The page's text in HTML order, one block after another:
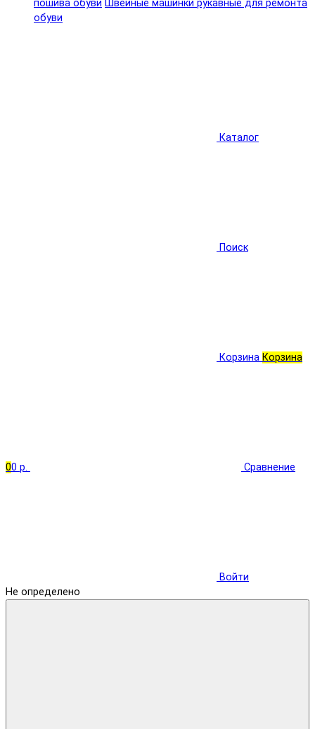
пошива обуви Швейные машинки рукавные для ремонта
обуви
Каталог
Поиск
Корзина Корзина
00 р. Сравнение
Войти
Не определено